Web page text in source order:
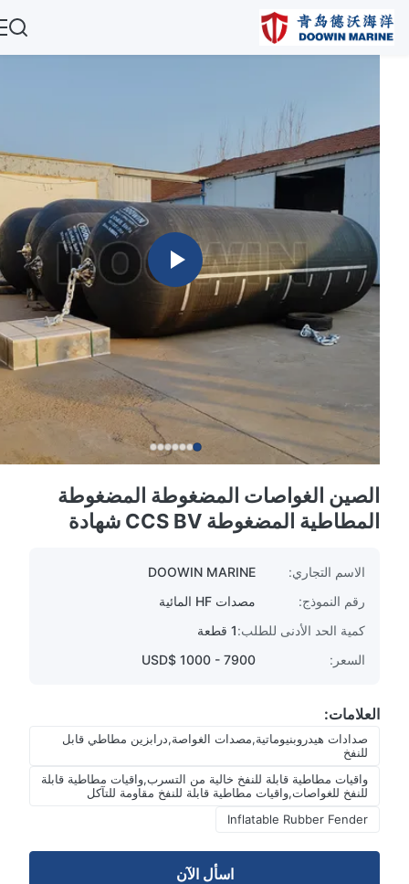
الصين الغواصات المضغوطة المضغوطة
المطاطية المضغوطة CCS BV شهادة
الاسم التجاري:
DOOWIN MARINE
رقم النموذج:
مصدات HF المائية
كمية الحد الأدنى للطلب:1 قطعة
السعر:
USD$ 1000 - 7900
العلامات:
صدادات هيدروبنيوماتية,مصدات الغواصة,درابزين مطاطي قابل
واقيات مطاطية قابلة للنفخ خالية من التسرب,واقيات مطاطية قابلة
للنفخ للغواصات,واقيات مطاطية قابلة للنفخ مقاومة للتآكل
Inflatable Rubber Fender
اسأل الآن